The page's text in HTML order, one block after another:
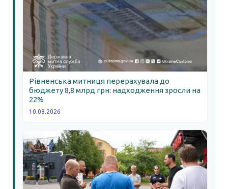
Рівненська митниця перерахувала до
бюджету 8,8 млрд грн: надходження зросли на
22%
10.08.2026